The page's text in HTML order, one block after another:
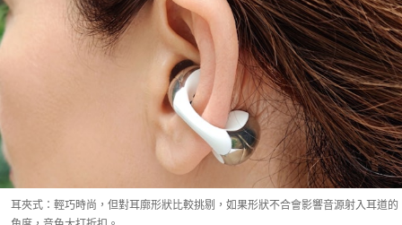
耳夾式：輕巧時尚，但對耳廓形狀比較挑剔，如果形狀不合會影響音源射入耳道的